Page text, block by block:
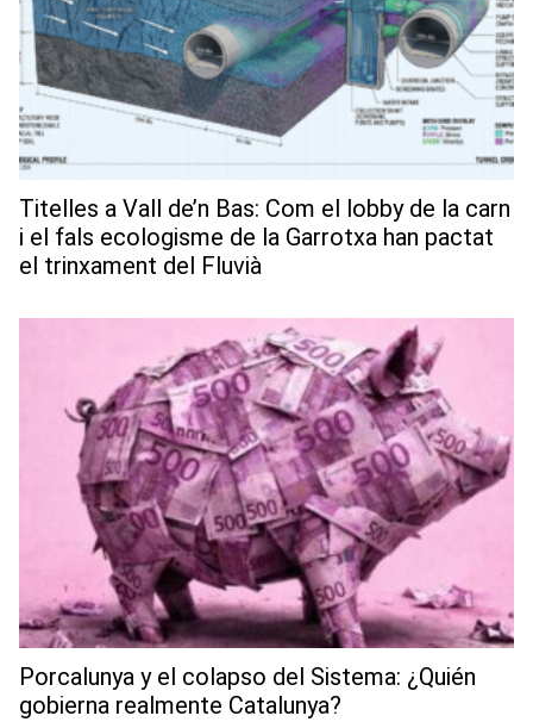
Titelles a Vall de’n Bas: Com el lobby de la carn
i el fals ecologisme de la Garrotxa han pactat
el trinxament del Fluvià
Porcalunya y el colapso del Sistema: ¿Quién
gobierna realmente Catalunya?